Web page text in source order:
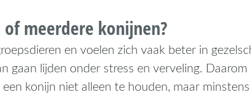
of meerdere konijnen?
en voelen zich vaak beter in
gaan lijden onder stress en verveling. Daarom
konijn niet alleen te houden, maar